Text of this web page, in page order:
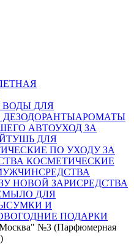
ДЛЯ
АРОМАТЫ
АВТОУХОД ЗА
ТУШЬ ДЛЯ
ПО УХОДУ ЗА
КОСМЕТИЧЕСКИЕ
СРЕДСТВА
НОВОЙ ЗАРИСРЕДСТВА
МЫЛО ДЛЯ
СУМКИ И
ПОДАРКИ
№3 (Парфюмерная